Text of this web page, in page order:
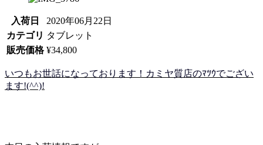
入荷日
2020年06月22日
カテゴリ タブレット
販売価格 ¥34,800
いつもお世話になっております！カミヤ質店のﾏﾂｳでござい
ます!(^^)!